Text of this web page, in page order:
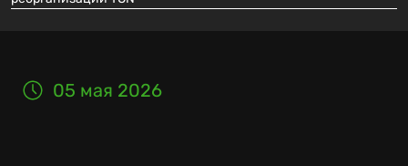
05 мая 2026